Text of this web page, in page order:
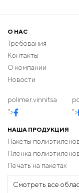
О НАС
Требования
Контакты
О компании
Новости
polimer.vinnitsa
">
">
НАША ПРОДУКЦИЯ
Пакеты
Пленка
Печать на пакетах
Смотреть все